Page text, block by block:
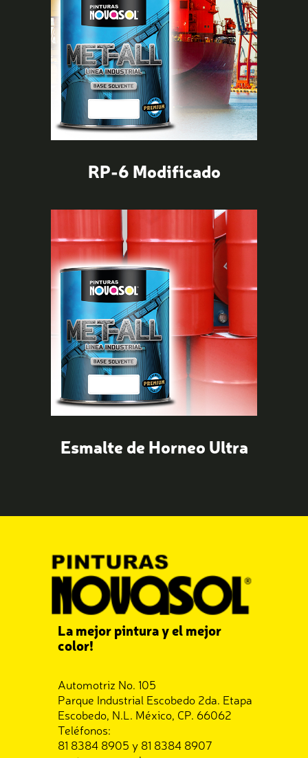
RP-6 Modificado
Esmalte de Horneo Ultra
La mejor pintura y el mejor
color!
Automotriz No. 105
Parque Industrial Escobedo 2da. Etapa
Escobedo, N.L. México, CP. 66062
Teléfonos:
81 8384 8905 y 81 8384 8907